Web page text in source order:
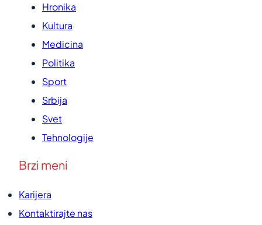
Hronika
Kultura
Medicina
Politika
Sport
Srbija
Svet
Tehnologije
Brzi meni
Karijera
Kontaktirajte nas